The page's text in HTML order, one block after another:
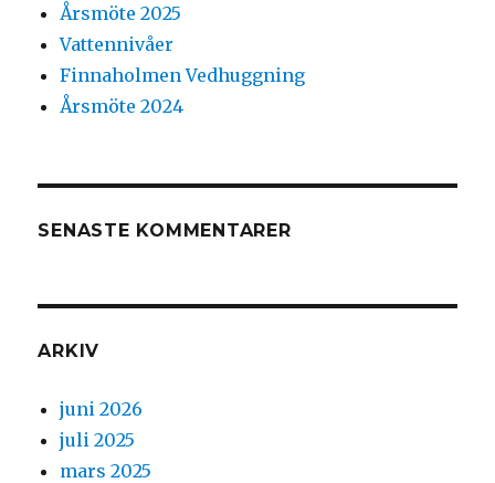
Årsmöte 2025
Vattennivåer
Finnaholmen Vedhuggning
Årsmöte 2024
SENASTE KOMMENTARER
ARKIV
juni 2026
juli 2025
mars 2025